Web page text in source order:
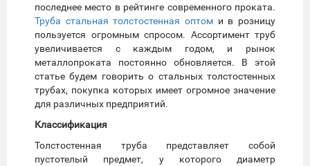
последнее место в рейтинге современного проката.
Труба стальная толстостенная оптом и в розницу
пользуется огромным спросом. Ассортимент труб
увеличивается с каждым годом, и рынок
металлопроката постоянно обновляется. В этой
статье будем говорить о стальных толстостенных
трубах, покупка которых имеет огромное значение
для различных предприятий.
Классификация
Толстостенная труба представляет собой
пустотелый предмет, у которого диаметр